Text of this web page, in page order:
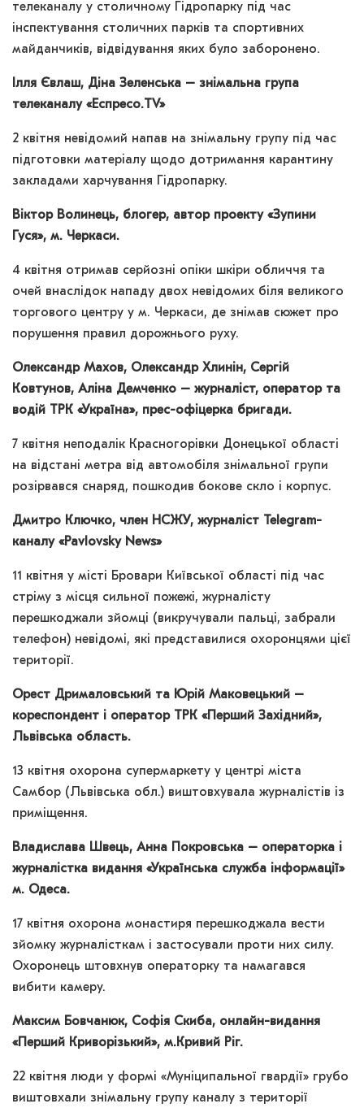
телеканалу у столичному Гідропарку під час
інспектування столичних парків та спортивних
майданчиків, відвідування яких було заборонено.
Ілля Євлаш, Діна Зеленська – знімальна група
телеканалу «Еспресо.TV»
2 квітня невідомий напав на знімальну групу під час
підготовки матеріалу щодо дотримання карантину
закладами харчування Гідропарку.
Віктор Волинець, блогер, автор проекту «Зупини
Гуся», м. Черкаси.
4 квітня отримав серйозні опіки шкіри обличчя та
очей внаслідок нападу двох невідомих біля великого
торгового центру у м. Черкаси, де знімав сюжет про
порушення правил дорожнього руху.
Олександр Махов, Олександр Хлинін, Сергій
Ковтунов, Аліна Демченко – журналіст, оператор та
водій ТРК «Україна», прес-офіцерка бригади.
7 квітня неподалік Красногорівки Донецької області
на відстані метра від автомобіля знімальної групи
розірвався снаряд, пошкодив бокове скло і корпус.
Дмитро Ключко, член НСЖУ, журналіст Telegram-
каналу «Pavlovsky News»
11 квітня у місті Бровари Київської області під час
стріму з місця сильної пожежі, журналісту
перешкоджали зйомці (викручували пальці, забрали
телефон) невідомі, які представилися охоронцями цієї
території.
Орест Дрималовський та Юрій Маковецький –
кореспондент і оператор ТРК «Перший Західний»,
Львівська область.
13 квітня охорона супермаркету у центрі міста
Самбор (Львівська обл.) виштовхувала журналістів із
приміщення.
Владислава Швець, Анна Покровська – операторка і
журналістка видання «Українська служба інформації»
м. Одеса.
17 квітня охорона монастиря перешкоджала вести
зйомку журналісткам і застосували проти них силу.
Охоронець штовхнув операторку та намагався
вибити камеру.
Максим Бовчанюк, Софія Скиба, онлайн-видання
«Перший Криворізький», м.Кривий Ріг.
22 квітня люди у формі «Муніципальної гвардії» грубо
виштовхали знімальну групу каналу з території